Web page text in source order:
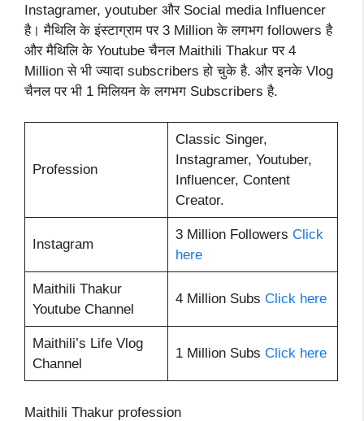
Instagramer, youtuber और Social media Influencer
है। मैथिलि के इंस्टाग्राम पर 3 Million के लगभग followers है
और मैथिलि के Youtube चैनल Maithili Thakur पर 4
Million से भी ज्यादा subscribers हो चुके है. और इनके Vlog
चैनल पर भी 1 मिलियन के लगभग Subscribers है.
Profession
Classic Singer,
Instagramer, Youtuber,
Influencer, Content
Creator.
Instagram
3 Million Followers Click
here
Maithili Thakur
Youtube Channel
4 Million Subs Click here
Maithili’s Life Vlog
Channel
1 Million Subs Click here
Maithili Thakur profession